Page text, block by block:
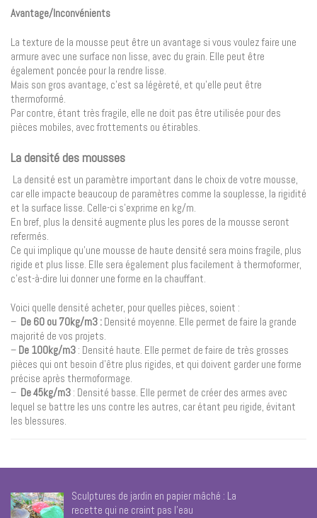
Avantage/Inconvénients
La texture de la mousse peut être un avantage si vous voulez faire une
armure avec une surface non lisse, avec du grain. Elle peut être
également poncée pour la rendre lisse.
Mais son gros avantage, c’est sa légèreté, et qu’elle peut être
thermoformé.
Par contre, étant très fragile, elle ne doit pas être utilisée pour des
pièces mobiles, avec frottements ou étirables.
La densité des mousses
La densité est un paramètre important dans le choix de votre mousse,
car elle impacte beaucoup de paramètres comme la souplesse, la rigidité
et la surface lisse. Celle-ci s’exprime en kg/m.
En bref, plus la densité augmente plus les pores de la mousse seront
refermés.
Ce qui implique qu’une mousse de haute densité sera moins fragile, plus
rigide et plus lisse. Elle sera également plus facilement à thermoformer,
c’est-à-dire lui donner une forme en la chauffant.
Voici quelle densité acheter, pour quelles pièces, soient :
– De 60 ou 70kg/m3 : Densité moyenne. Elle permet de faire la grande
majorité de vos projets.
– De 100kg/m3 : Densité haute. Elle permet de faire de très grosses
pièces qui ont besoin d’être plus rigides, et qui doivent garder une forme
précise après thermoformage.
– De 45kg/m3 : Densité basse. Elle permet de créer des armes avec
lequel se battre les uns contre les autres, car étant peu rigide, évitant
les blessures.
Sculptures de jardin en papier mâché : La
recette qui ne craint pas l’eau